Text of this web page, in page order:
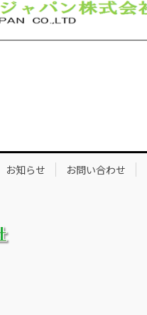
お知らせ お問い合わせ